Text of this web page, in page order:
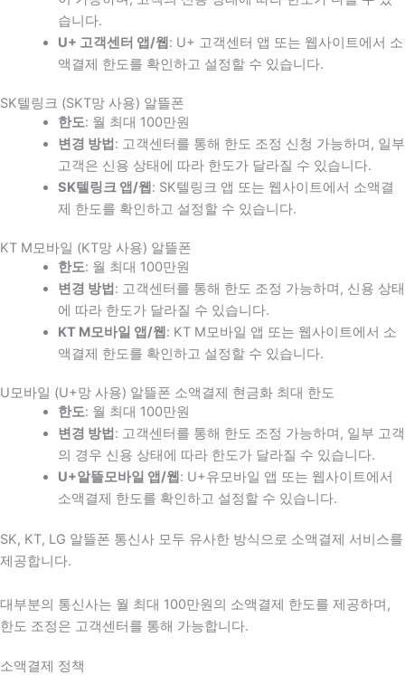
습니다.
U+ 고객센터 앱/웹 : U+ 고객센터 앱 또는 웹사이트에서 소
액결제 한도를 확인하고 설정할 수 있습니다.
SK텔링크 (SKT망 사용) 알뜰폰
한도: 월 최대 100만원
변경 방법 : 고객센터를 통해 한도 조정 신청 가능하며, 일부
고객은 신용 상태에 따라 한도가 달라질 수 있습니다.
SK텔링크 앱/웹 : SK텔링크 앱 또는 웹사이트에서 소액결
제 한도를 확인하고 설정할 수 있습니다.
KT M모바일 (KT망 사용) 알뜰폰
한도: 월 최대 100만원
변경 방법 : 고객센터를 통해 한도 조정 가능하며, 신용 상태
에 따라 한도가 달라질 수 있습니다.
KT M모바일 앱/웹 : KT M모바일 앱 또는 웹사이트에서 소
액결제 한도를 확인하고 설정할 수 있습니다.
U모바일 (U+망 사용) 알뜰폰 소액결제 현금화 최대 한도
한도: 월 최대 100만원
변경 방법 : 고객센터를 통해 한도 조정 가능하며, 일부 고객
의 경우 신용 상태에 따라 한도가 달라질 수 있습니다.
U+알뜰모바일 앱/웹 : U+유모바일 앱 또는 웹사이트에서
소액결제 한도를 확인하고 설정할 수 있습니다.
SK, KT, LG 알뜰폰 통신사 모두 유사한 방식으로 소액결제 서비스를
제공합니다.
대부분의 통신사는 월 최대 100만원의 소액결제 한도를 제공하며,
한도 조정은 고객센터를 통해 가능합니다.
소액결제 정책